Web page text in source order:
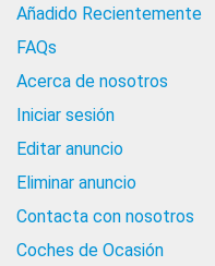
Añadido Recientemente
FAQs
Acerca de nosotros
Iniciar sesión
Editar anuncio
Eliminar anuncio
Contacta con nosotros
Coches de Ocasión